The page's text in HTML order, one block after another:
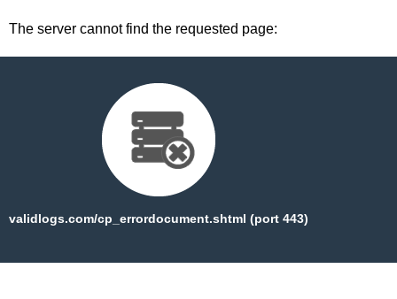
The server cannot find the requested page:
validlogs.com/cp_errordocument.shtml (port 443)